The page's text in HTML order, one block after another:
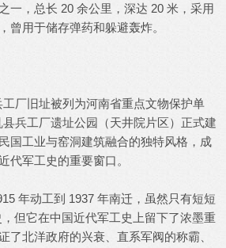
一，总长 20 余公里，深达 20 米，采用
曾用于储存弹药和躲避轰炸。
工厂旧址被列为河南省重点文物保护单
兵工厂遗址公园（天井院片区）正式建
国工业与窑洞建筑融合的独特风格，成
代军工史的重要窗口。
年动工到 1937 年南迁，虽然只有短短
但它在中国近代军工史上留下了浓墨重
了北洋政府的兴衰、直系军阀的称霸、